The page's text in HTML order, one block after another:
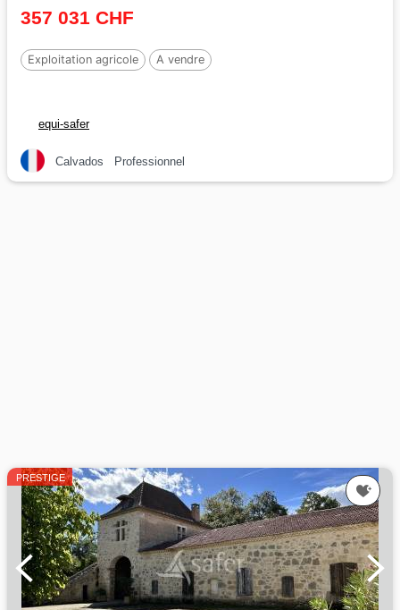
357 031 CHF
Exploitation agricole A vendre
equi-safer
Calvados Professionnel
PRESTIGE